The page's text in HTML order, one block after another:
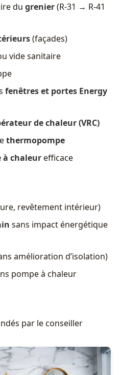
du grenier(R-31 → R-41
(façades)
vide sanitaire
fenêtres et portes Energy
de chaleur (VRC)
thermopompe
à chaleurefficace
revêtement intérieur)
sans impact énergétique
amélioration d’isolation)
pompe à chaleur
par le conseiller